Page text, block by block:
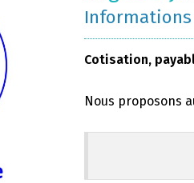
Informations
Cotisation,
Nous proposons